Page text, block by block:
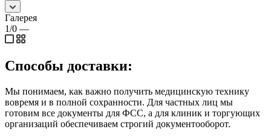
Галерея
1/0 —
Способы доставки:
Мы понимаем, как важно получить медицинскую технику
вовремя и в полной сохранности. Для частных лиц мы
готовим все документы для ФСС, а для клиник и торгующих
организаций обеспечиваем строгий документооборот.